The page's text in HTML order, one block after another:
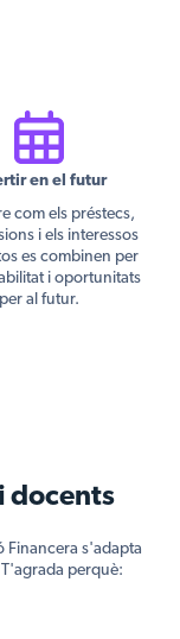
en el futur
com els préstecs,
i els interessos
es combinen per
i oportunitats
per al futur.
docents
Financera s'adapta
perquè: